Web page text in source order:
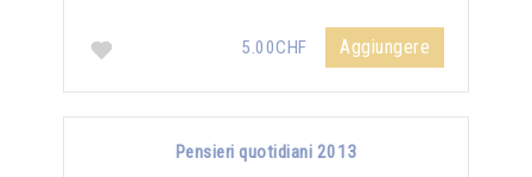
5.00CHF Aggiungere
Pensieri quotidiani 2013